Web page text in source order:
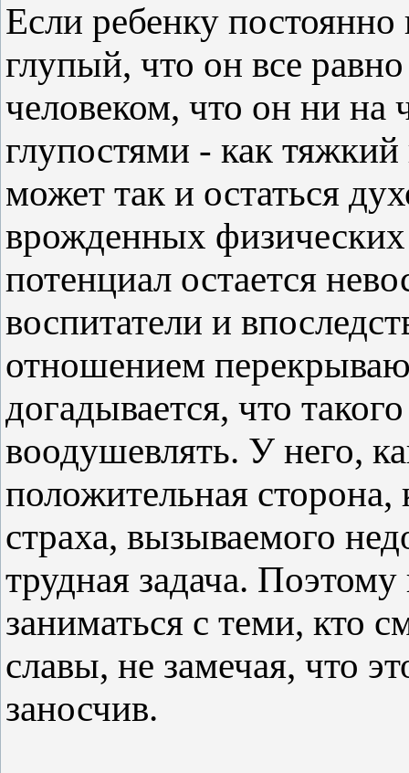
Если ребенку
глупый, что он все
человеком, что он ни на
глупостями - как
может так и остаться
врожденных
потенциал остается
воспитатели и
отношением
догадывается, что
воодушевлять. У него,
положительная сторона,
страха, вызываемого
трудная задача.
заниматься с теми, кто
славы, не замечая, что
заносчив.